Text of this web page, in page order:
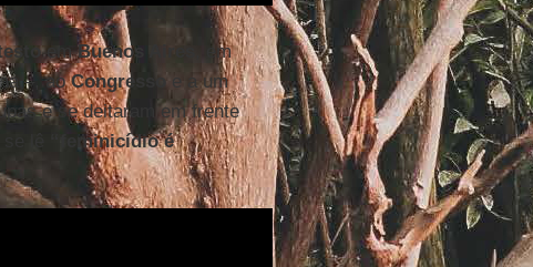
emBuenos Aires
, em
–, aoCongressoe a um
e se deitaram em frente
lê
“feminicídio é